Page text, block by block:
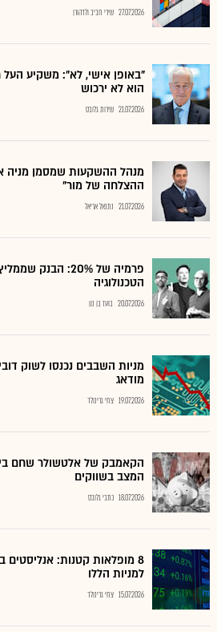
27.07.2026 שירי חביב ולדהורן
"באופן אישי, לא": משקיע העל
הוא לא ירכוש
21.07.2026 שירות גלובס
מנהל ההשקעות שמסמן מניה
ההצלחה של מור"
21.07.2026 נתנאל אריאל
פרמיה של 20%:
הטכנולוגיה
20.07.2026 בועז בן נון
מניות השבבים נכנסו לשוק
מודאג
19.07.2026 צחי גרינולד
המצב בשווקים
18.07.2026 כתבי גלובס
8 מופלאות קטנות:
למניות הללו
15.07.2026 צחי גרינולד